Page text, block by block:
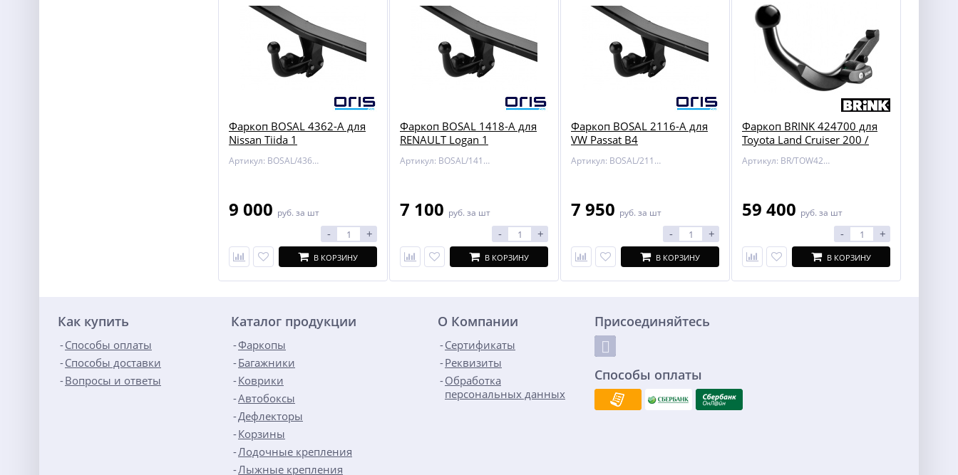
Фаркоп BOSAL 4362-A для
Nissan Tiida 1
Артикул: BOSAL/4362-A
9 000 руб. за шт
- +
В КОРЗИНУ
Фаркоп BOSAL 1418-A для
RENAULT Logan 1
Артикул: BOSAL/1418-A
7 100 руб. за шт
- +
В КОРЗИНУ
Фаркоп BOSAL 2116-A для
VW Passat B4
Артикул: BOSAL/2116-A
7 950 руб. за шт
- +
В КОРЗИНУ
Фаркоп BRINK 424700 для
Toyota Land Cruiser 200 /
Артикул: BR/TOW424700
59 400 руб. за шт
- +
В КОРЗИНУ
Как купить
Способы оплаты
Способы доставки
Вопросы и ответы
Каталог продукции
Фаркопы
Багажники
Коврики
Автобоксы
Дефлекторы
Корзины
Лодочные крепления
Лыжные крепления
О Компании
Сертификаты
Реквизиты
Обработка
персональных данных
Присоединяйтесь
Способы оплаты